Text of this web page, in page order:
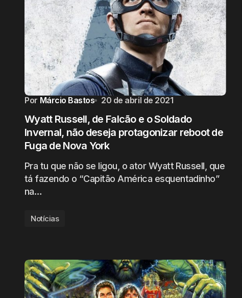
Por Márcio Bastos 20 de abril de 2021
Wyatt Russell, de Falcão e o Soldado
Invernal, não deseja protagonizar reboot de
Fuga de Nova York
Pra tu que não se ligou, o ator Wyatt Russell, que
tá fazendo o “Capitão América esquentadinho”
na…
Notícias